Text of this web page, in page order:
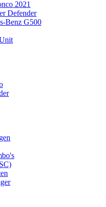
2021
Defender
Benz G500